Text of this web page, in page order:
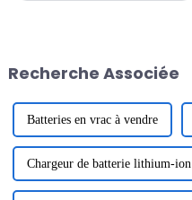
Huizhou. Le but de ...
Recherche Associée
Batteries en vrac à vendre
Chargeur de batterie lithium-ion